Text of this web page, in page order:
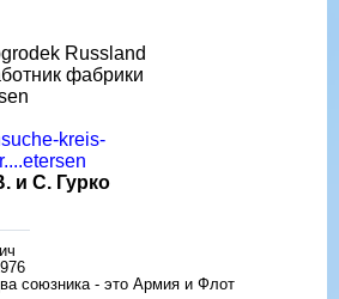
Russland
фабрики
kreis-
и С. Гурко
союзника - это Армия и Флот